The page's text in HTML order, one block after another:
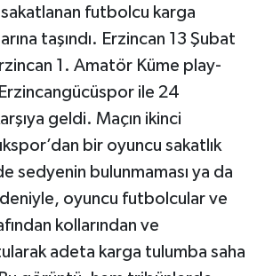
futbolcu karga
taşındı. Erzincan 13 Şubat
1. Amatör Küme play-
ile 24
geldi. Maçın ikinci
bir oyuncu sakatlık
sedyenin bulunmaması ya da
oyuncu futbolcular ve
kollarından ve
adeta karga tulumba saha